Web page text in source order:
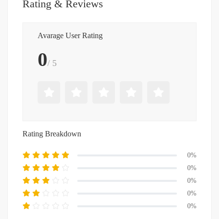
Rating & Reviews
Avarage User Rating
0/ 5
Rating Breakdown
0%
0%
0%
0%
0%